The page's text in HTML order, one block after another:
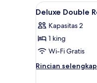
Lihat
semua
foto
untuk
Deluxe
Double
8
Deluxe Double
Kapasitas 2
1 king
Wi-Fi Gratis
Rincian
Rincian